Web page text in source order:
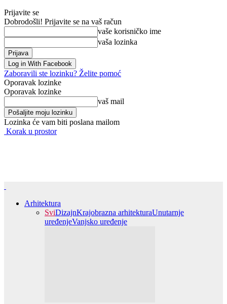
Prijavite se
Dobrodošli! Prijavite se na vaš račun
vaše korisničko ime
vaša lozinka
Log in With Facebook
Zaboravili ste lozinku? Želite pomoć
Oporavak lozinke
Oporavak lozinke
vaš mail
Lozinka će vam biti poslana mailom
Korak u prostor
Arhitektura
SviDizajnKrajobrazna arhitekturaUnutarnje
uređenjeVanjsko uređenje